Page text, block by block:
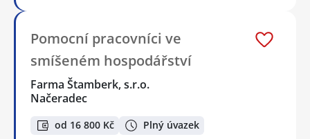
Pomocní pracovníci ve
smíšeném hospodářství
Farma Štamberk, s.r.o.
Načeradec
od 16 800 Kč Plný úvazek